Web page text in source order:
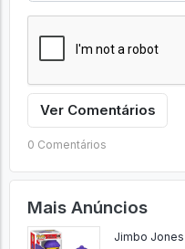
Ver Comentários
0 Comentários
Mais Anúncios
Jimbo Jones